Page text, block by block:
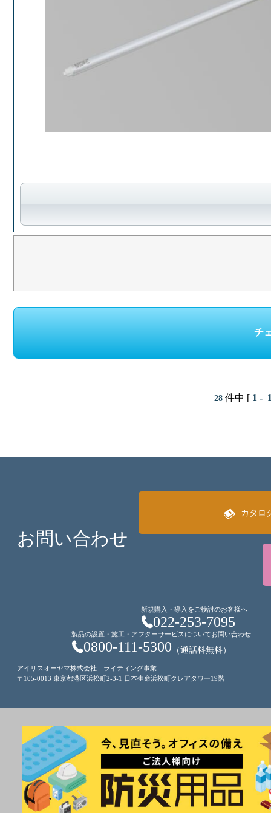
28 件中 [ 1 -
お問い合わせ
カタロ
新規購入・導入をご検討のお客様へ
022-253-7095
製品の設置・施工・アフターサービスについてお問い合わせ
0800-111-5300 （通話料無料）
アイリスオーヤマ株式会社 ライティング事業
〒105-0013 東京都港区浜松町2-3-1 日本生命浜松町クレアタワー19階